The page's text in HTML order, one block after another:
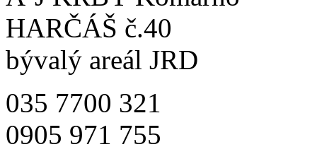
HARČÁŠ č.40
bývalý areál JRD
035 7700 321
0905 971 755